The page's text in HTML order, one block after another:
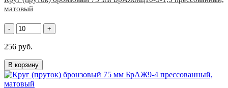
матовый
- +
256 руб.
В корзину